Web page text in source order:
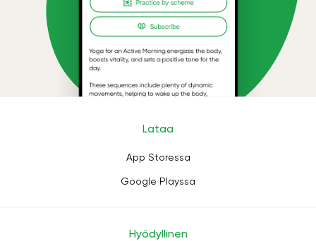
Lataa
App Storessa
Google Playssa
Hyödyllinen